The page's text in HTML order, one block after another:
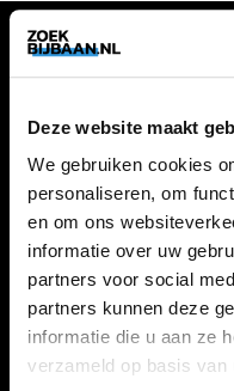
Deze website maakt
We gebruiken cookies
personaliseren, om
en om ons
informatie over uw
partners voor social
partners kunnen deze
informatie die u aan ze
verzameld op basis van
ZOEKBIJBAAN
FAQ
Kennis maken met MELON
VACATURES
Alle vacatures